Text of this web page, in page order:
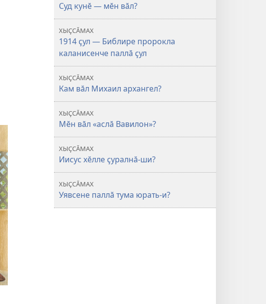
Суд кунӗ — мӗн вӑл?
ХЫҪСӐМАХ
1914 ҫул — Библире пророкла
каланисенче паллӑ ҫул
ХЫҪСӐМАХ
Кам вӑл Михаил архангел?
ХЫҪСӐМАХ
Мӗн вӑл «аслӑ Вавилон»?
ХЫҪСӐМАХ
Иисус хӗлле ҫуралнӑ-ши?
ХЫҪСӐМАХ
Уявсене паллӑ тума юрать-и?